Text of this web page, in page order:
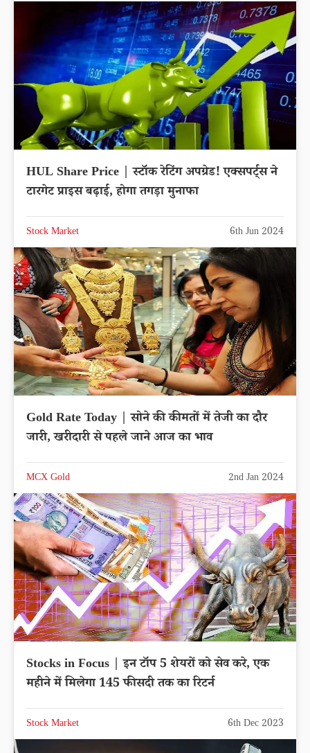
HUL Share Price | स्टॉक रेटिंग अपग्रेड! एक्सपर्ट्स ने
टारगेट प्राइस बढ़ाई, होगा तगड़ा मुनाफा
Stock Market 6th Jun 2024
Gold Rate Today | सोने की कीमतों में तेजी का दौर
जारी, खरीदारी से पहले जाने आज का भाव
MCX Gold 2nd Jan 2024
Stocks in Focus | इन टॉप 5 शेयरों को सेव करे, एक
महीने में मिलेगा 145 फीसदी तक का रिटर्न
Stock Market 6th Dec 2023